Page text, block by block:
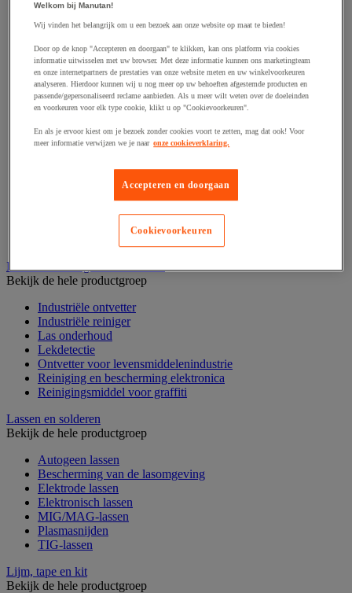
Draadstift
Haak en schroefoog
Ketting en trekkoord
Moer
Nagel en blindklinktang
Plug en pin
Punten, spijkers en nieten
Regelvoet
Ring
Scharnierpen, -strip en geheng
Sluitknop en handgreep
Industrieel reinigen en ontvetten
Bekijk de hele productgroep
Industriële ontvetter
Industriële reiniger
Las onderhoud
Lekdetectie
Ontvetter voor levensmiddelenindustrie
Reiniging en bescherming elektronica
Reinigingsmiddel voor graffiti
Lassen en solderen
Bekijk de hele productgroep
Autogeen lassen
Bescherming van de lasomgeving
Elektrode lassen
Elektronisch lassen
MIG/MAG-lassen
Plasmasnijden
TIG-lassen
Lijm, tape en kit
Bekijk de hele productgroep
Welkom bij Manutan!
Wij vinden het belangrijk om u een bezoek aan onze website op maat te bieden!
Door op de knop "Accepteren en doorgaan" te klikken, kan ons platform via cookies
informatie uitwisselen met uw browser. Met deze informatie kunnen ons marketingteam
en onze internetpartners de prestaties van onze website meten en uw winkelvoorkeuren
analyseren. Hierdoor kunnen wij u nog meer op uw behoeften afgestemde producten en
passende/gepersonaliseerd reclame aanbieden. Als u meer wilt weten over de doeleinden
en voorkeuren voor elk type cookie, klikt u op "Cookievoorkeuren".
En als je ervoor kiest om je bezoek zonder cookies voort te zetten, mag dat ook! Voor
meer informatie verwijzen we je naar onze cookieverklaring.
Accepteren en doorgaan
Cookievoorkeuren